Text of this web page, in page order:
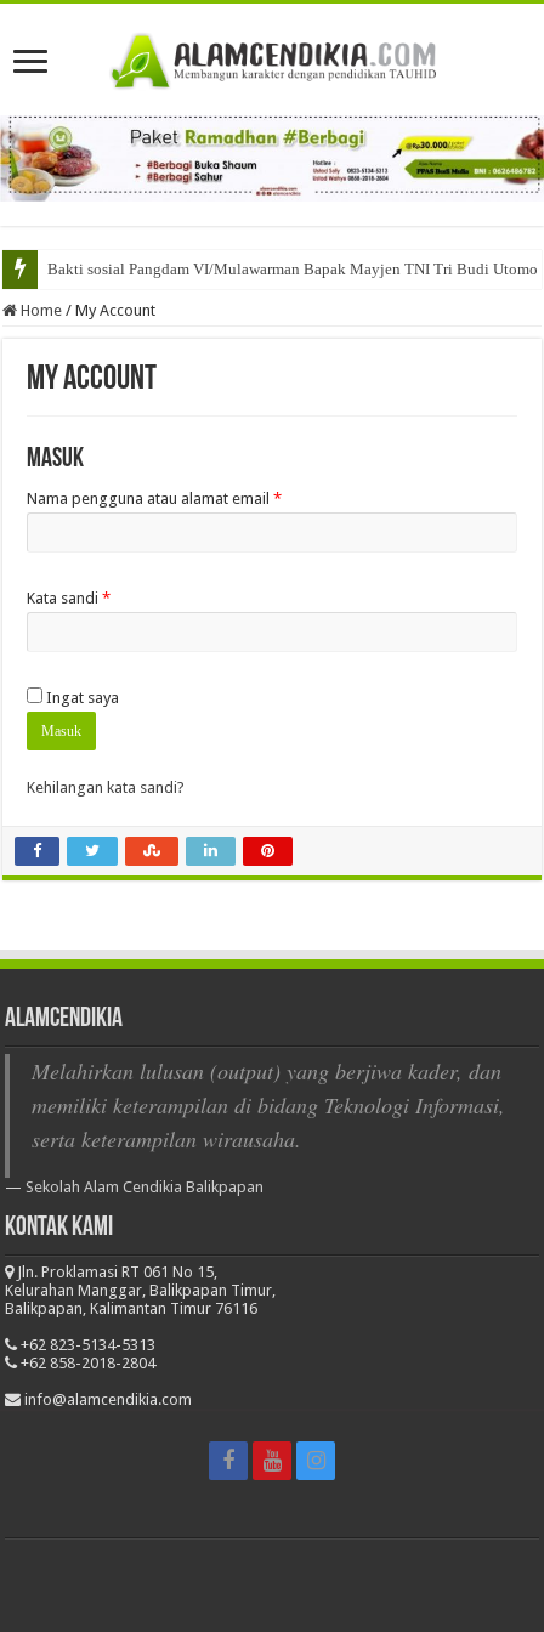
Bakti sosial Pangdam VI/Mulawarman Bapak Mayjen TNI Tri Budi Utomo
Home / My Account
My Account
Masuk
Nama pengguna atau alamat email*
Kata sandi*
Ingat saya
Masuk
Kehilangan kata sandi?
AlamCendikia
Melahirkan lulusan (output) yang berjiwa kader, dan
memiliki keterampilan di bidang Teknologi Informasi,
serta keterampilan wirausaha.
— Sekolah Alam Cendikia Balikpapan
Kontak Kami
Jln. Proklamasi RT 061 No 15,
Kelurahan Manggar, Balikpapan Timur,
Balikpapan, Kalimantan Timur 76116
+62 823-5134-5313
+62 858-2018-2804
info@alamcendikia.com